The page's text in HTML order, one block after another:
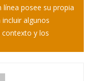
línea posee su propia
algunos
y los